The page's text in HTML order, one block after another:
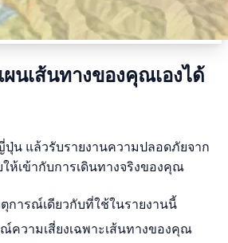
นเส้นทางของคุณเองได้
ปุ่น แล้วรับรายงานความปลอดภัยจาก
ห้เข้ากับการเดินทางจริงของคุณ
การณ์เดียวกับที่ใช้ในรายงานนี้
ความเสี่ยงเฉพาะเส้นทางของคุณ